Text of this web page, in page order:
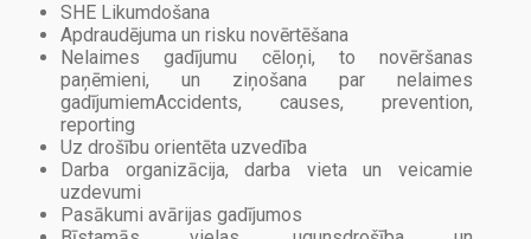
SHE Likumdošana
Apdraudējuma un risku novērtēšana
Nelaimes gadījumu cēloņi, to novēršanas
paņēmieni, un ziņošana par nelaimes
gadījumiemAccidents, causes, prevention,
reporting
Uz drošību orientēta uzvedība
Darba organizācija, darba vieta un veicamie
uzdevumi
Pasākumi avārijas gadījumos